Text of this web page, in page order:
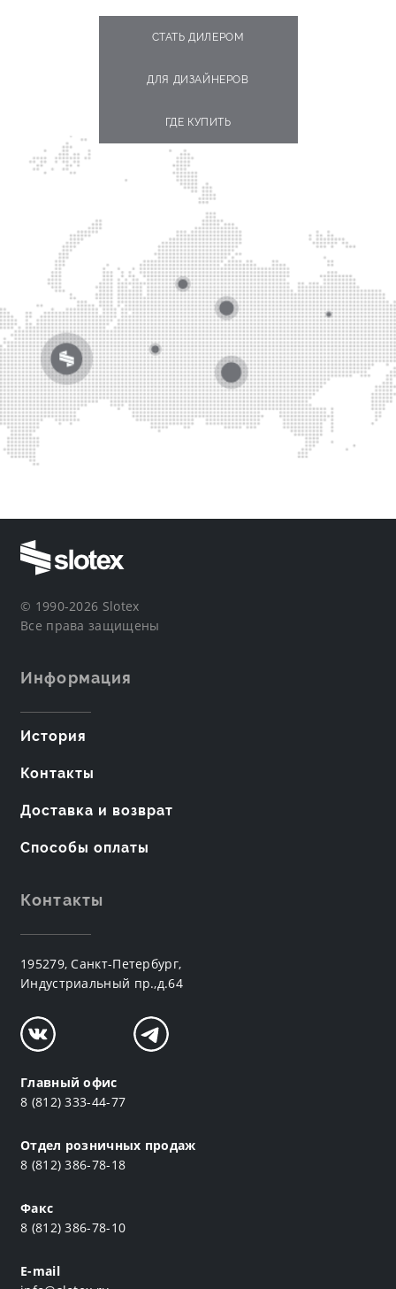
СТАТЬ ДИЛЕРОМ
ДЛЯ ДИЗАЙНЕРОВ
ГДЕ КУПИТЬ
© 1990-2026 Slotex
Все права защищены
Информация
История
Контакты
Доставка и возврат
Способы оплаты
Контакты
195279, Санкт-Петербург,
Индустриальный пр.,д.64
Главный офис
8 (812) 333-44-77
Отдел розничных продаж
8 (812) 386-78-18
Факс
8 (812) 386-78-10
E-mail